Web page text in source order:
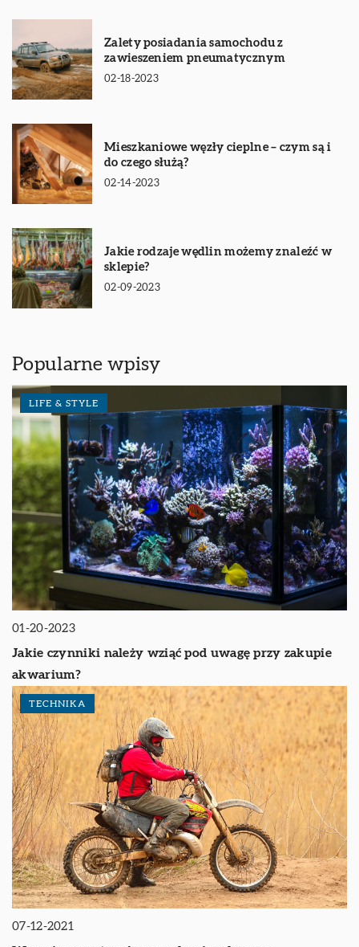
Zalety posiadania samochodu z
zawieszeniem pneumatycznym
02-18-2023
Mieszkaniowe węzły cieplne – czym są i
do czego służą?
02-14-2023
Jakie rodzaje wędlin możemy znaleźć w
sklepie?
02-09-2023
Popularne wpisy
LIFE & STYLE
01-20-2023
Jakie czynniki należy wziąć pod uwagę przy zakupie
akwarium?
TECHNIKA
07-12-2021